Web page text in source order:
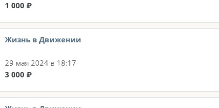
1 000 ₽
Жизнь в Движении
29 мая 2024 в 18:17
3 000 ₽